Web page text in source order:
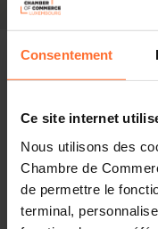
Consentement
Ce site internet
Nous utilisons des
Chambre de
de permettre le
terminal,
Pressespiegel